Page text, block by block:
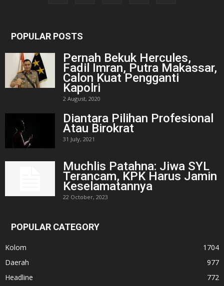
POPULAR POSTS
Pernah Bekuk Hercules,
Fadil Imran, Putra Makassar,
Calon Kuat Pengganti
Kapolri
2 August, 2020
Diantara Pilihan Profesional
Atau Birokrat
31 July, 2021
Muchlis Patahna: Jiwa SYL
Terancam, KPK Harus Jamin
Keselamatannya
22 October, 2023
POPULAR CATEGORY
Kolom
1704
Daerah
977
Headline
772